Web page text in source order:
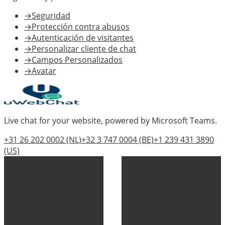
→Seguridad
→Protección contra abusos
→Autenticación de visitantes
→Personalizar cliente de chat
→Campos Personalizados
→Avatar
Live chat for your website, powered by Microsoft Teams.
+31 26 202 0002(NL)+32 3 747 0004(BE)+1 239 431 3890
(US)